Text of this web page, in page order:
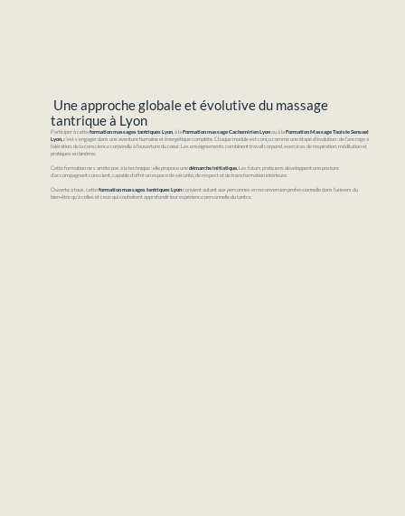
Une approche globale et évolutive du massage
tantrique à Lyon
Participer à cetteformation massages tantriques Lyon, à laFormation massage Cachemirien Lyonou à laFormation Massage Taoiste Sensuel
Lyon,c’est s’engager dans une aventure humaine et énergétique complète. Chaque module est conçu comme une étape d’évolution : de l’ancrage à
l’élération, de la conscience corporelle à l’ouverture du cœur. Les enseignements combinent travail corporel, exercices de respiration, méditation et
pratiques en binôme.
Cette formation ne s’arrête pas à la technique : elle propose unedémarche initiatique.Les futurs praticiens développent une posture
d’accompagnant conscient, capable d’offrir un espace de sécurité, de respect et de transformation intérieure.
Ouverte à tous, cetteformation massages tantriques Lyonconvient autant aux personnes en reconversion professionnelle dans l’univers du
bien‑être qu’à celles et ceux qui souhaitent approfondir leur expérience personnelle du tantra.